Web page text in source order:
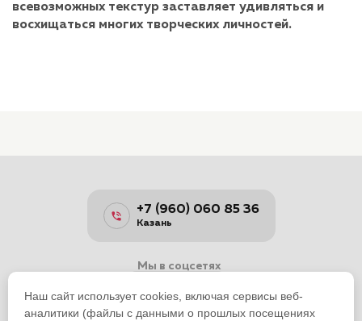
всевозможных текстур заставляет удивляться и
восхищаться многих творческих личностей.
+7 (960) 060 85 36
Казань
Мы в соцсетях
Наш сайт использует cookies, включая сервисы веб-
аналитики (файлы с данными о прошлых посещениях